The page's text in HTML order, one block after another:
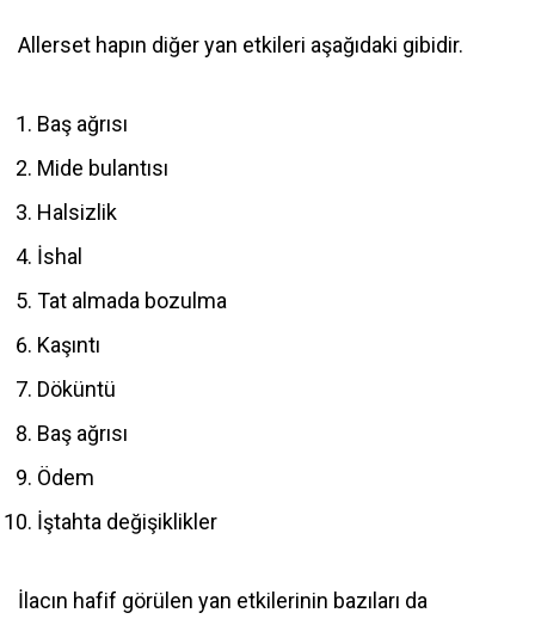
Allerset hapın diğer yan etkileri aşağıdaki gibidir.
Baş ağrısı
Mide bulantısı
Halsizlik
İshal
Tat almada bozulma
Kaşıntı
Döküntü
Baş ağrısı
Ödem
İştahta değişiklikler
İlacın hafif görülen yan etkilerinin bazıları da